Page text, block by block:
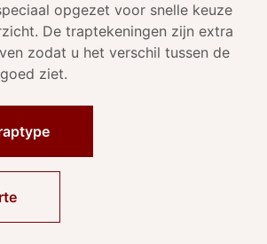
opgezet voor snelle keuze
De traptekeningen zijn extra
zodat u het verschil tussen de
ziet.